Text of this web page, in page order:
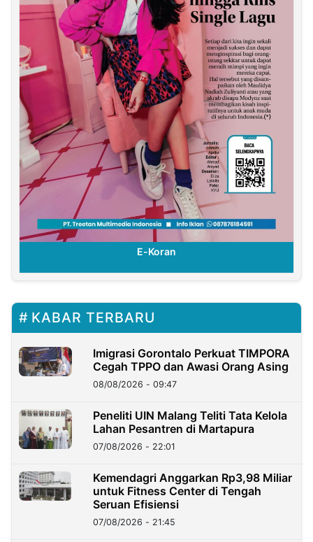
E-Koran
KABAR TERBARU
Imigrasi Gorontalo Perkuat TIMPORA
Cegah TPPO dan Awasi Orang Asing
08/08/2026 - 09:47
Peneliti UIN Malang Teliti Tata Kelola
Lahan Pesantren di Martapura
07/08/2026 - 22:01
Kemendagri Anggarkan Rp3,98 Miliar
untuk Fitness Center di Tengah
Seruan Efisiensi
07/08/2026 - 21:45